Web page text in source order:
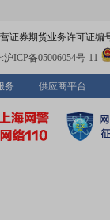
证券期货业务许可证编
沪ICP备05006054号-11
务 供应商平台